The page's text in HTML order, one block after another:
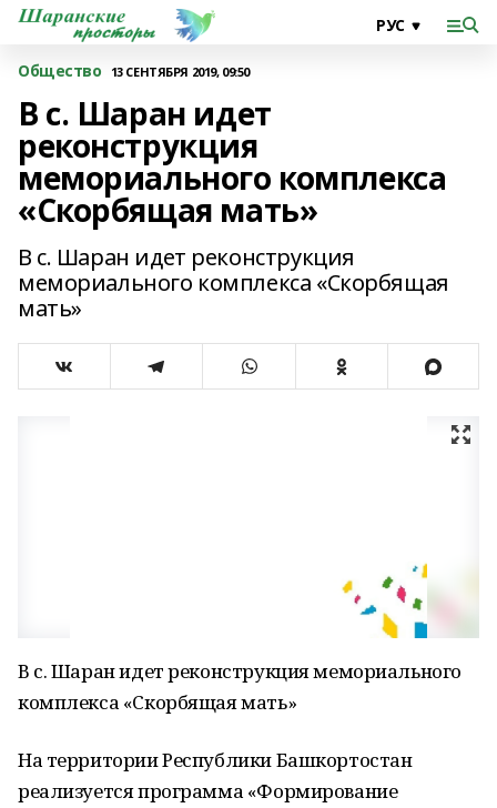
Общество 13 СЕНТЯБРЯ 2019, 09:50
В с. Шаран идет
реконструкция
мемориального комплекса
«Скорбящая мать»
В с. Шаран идет реконструкция
мемориального комплекса «Скорбящая
мать»
В с. Шаран идет реконструкция мемориального
комплекса «Скорбящая мать»
На территории Республики Башкортостан
реализуется программа «Формирование